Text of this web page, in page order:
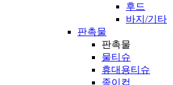
후드
바지/기타
판촉물
판촉물
물티슈
휴대용티슈
종이컵